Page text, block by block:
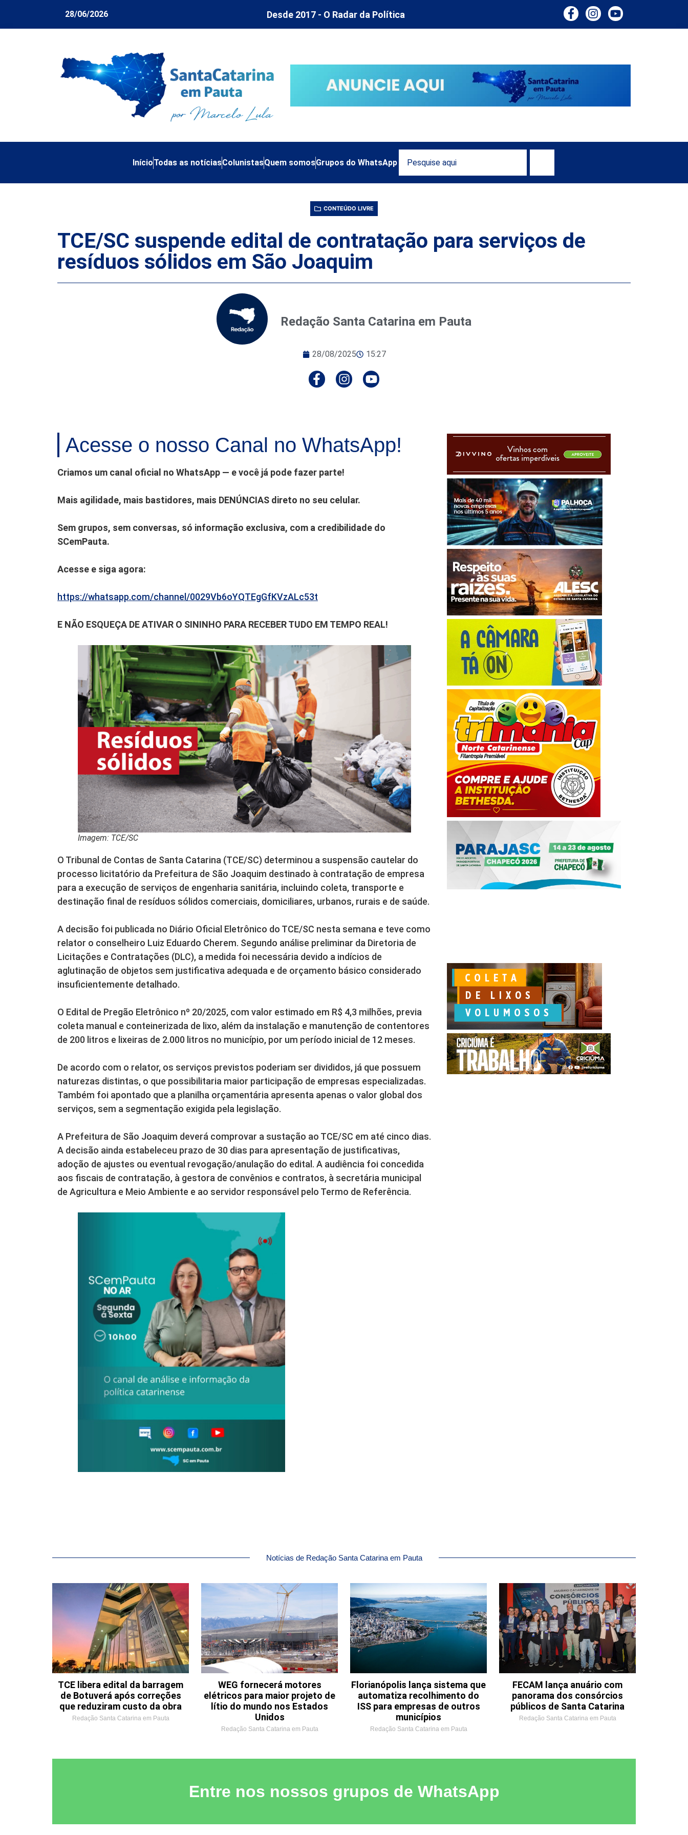
28/06/2026 Desde 2017 - O Radar da Política
InícioTodas as notíciasColunistasQuem somosGrupos do WhatsApp
CONTEÚDO LIVRE
TCE/SC suspende edital de contratação para serviços de
resíduos sólidos em São Joaquim
Redação Santa Catarina em Pauta
28/08/2025 15:27
Acesse o nosso Canal no WhatsApp!
Criamos um canal oficial no WhatsApp — e você já pode fazer parte!
Mais agilidade, mais bastidores, mais DENÚNCIAS direto no seu celular.
Sem grupos, sem conversas, só informação exclusiva, com a credibilidade do
SCemPauta.
Acesse e siga agora:
https://whatsapp.com/channel/0029Vb6oYQTEgGfKVzALc53t
E NÃO ESQUEÇA DE ATIVAR O SININHO PARA RECEBER TUDO EM TEMPO REAL!
Imagem: TCE/SC
O Tribunal de Contas de Santa Catarina (TCE/SC) determinou a suspensão cautelar do
processo licitatório da Prefeitura de São Joaquim destinado à contratação de empresa
para a execução de serviços de engenharia sanitária, incluindo coleta, transporte e
destinação final de resíduos sólidos comerciais, domiciliares, urbanos, rurais e de saúde.
A decisão foi publicada no Diário Oficial Eletrônico do TCE/SC nesta semana e teve como
relator o conselheiro Luiz Eduardo Cherem. Segundo análise preliminar da Diretoria de
Licitações e Contratações (DLC), a medida foi necessária devido a indícios de
aglutinação de objetos sem justificativa adequada e de orçamento básico considerado
insuficientemente detalhado.
O Edital de Pregão Eletrônico nº 20/2025, com valor estimado em R$ 4,3 milhões, previa
coleta manual e conteinerizada de lixo, além da instalação e manutenção de contentores
de 200 litros e lixeiras de 2.000 litros no município, por um período inicial de 12 meses.
De acordo com o relator, os serviços previstos poderiam ser divididos, já que possuem
naturezas distintas, o que possibilitaria maior participação de empresas especializadas.
Também foi apontado que a planilha orçamentária apresenta apenas o valor global dos
serviços, sem a segmentação exigida pela legislação.
A Prefeitura de São Joaquim deverá comprovar a sustação ao TCE/SC em até cinco dias.
A decisão ainda estabeleceu prazo de 30 dias para apresentação de justificativas,
adoção de ajustes ou eventual revogação/anulação do edital. A audiência foi concedida
aos fiscais de contratação, à gestora de convênios e contratos, à secretária municipal
de Agricultura e Meio Ambiente e ao servidor responsável pelo Termo de Referência.
Notícias de Redação Santa Catarina em Pauta
TCE libera edital da barragem
de Botuverá após correções
que reduziram custo da obra
Redação Santa Catarina em Pauta
WEG fornecerá motores
elétricos para maior projeto de
lítio do mundo nos Estados
Unidos
Redação Santa Catarina em Pauta
Florianópolis lança sistema que
automatiza recolhimento do
ISS para empresas de outros
municípios
Redação Santa Catarina em Pauta
FECAM lança anuário com
panorama dos consórcios
públicos de Santa Catarina
Redação Santa Catarina em Pauta
Entre nos nossos grupos de WhatsApp